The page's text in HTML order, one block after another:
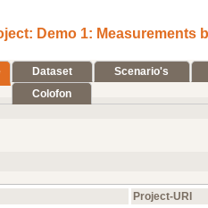
Demo 1: Measurements
Dataset
Scenario's
Colofon
Project-URI